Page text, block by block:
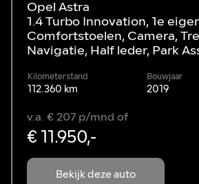
Opel Astra
1.4 Turbo Innovation, 1e
Comfortstoelen, Camera,
Navigatie, Half leder, Park
Kilometerstand
112.360 km
Bouwjaar
2019
Bekijk deze auto
v.a. € 207 p/mnd of
€ 11.950,-